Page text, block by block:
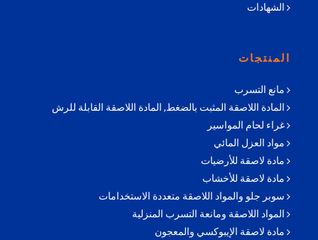
الشهادات
المنتجات
مانع التسرب
المادة اللاصقة المثبت بالضغط, المادة اللاصقة القابلة للرش
غراء لحام المواسير
مواد العزل المائي
مادة لاصقة للأرضيات
مادة لاصقة للأخشاب
سوبر جلو والمواد اللاصقة متعددة الاستخدامات
المواد اللاصقة ومانعة التسرب المنزلية
مادة لاصقة الإيبوكسي والمعجون